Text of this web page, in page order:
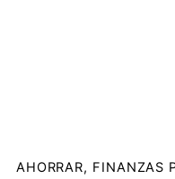
AHORRAR, FINANZAS